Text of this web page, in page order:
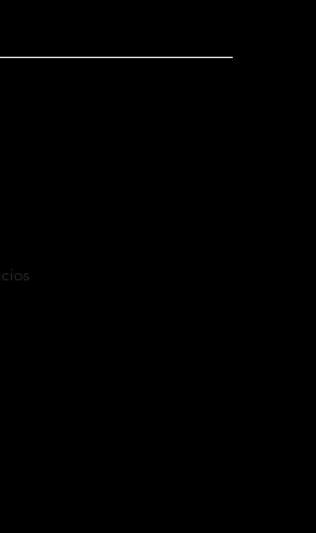
conectar: Definir el
Col. Guadalupe Inn
39 88 22